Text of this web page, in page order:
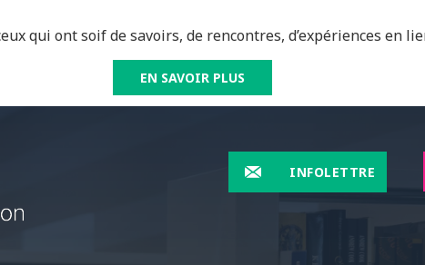
qui ont soif de savoirs, de rencontres, d’expériences en
EN SAVOIR PLUS
INFOLETTRE